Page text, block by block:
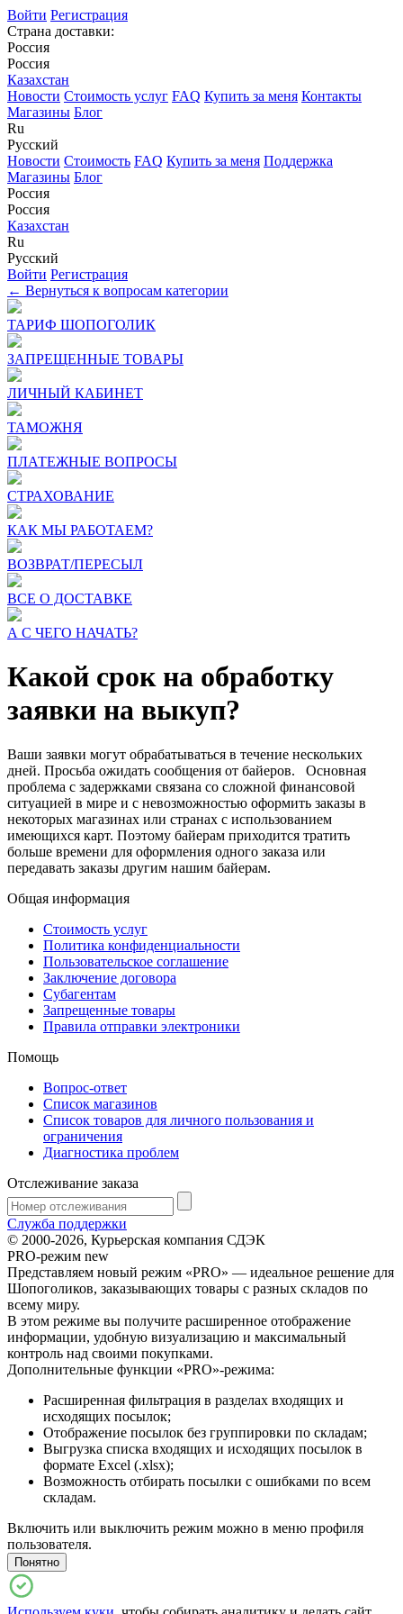
Войти Регистрация
Страна доставки:
Россия
Россия
Казахстан
Новости Стоимость услуг FAQ Купить за меня Контакты
Магазины Блог
Ru
Русский
Новости Стоимость FAQ Купить за меня Поддержка
Магазины Блог
Россия
Россия
Казахстан
Ru
Русский
Войти Регистрация
← Вернуться к вопросам категории
ТАРИФ ШОПОГОЛИК
ЗАПРЕЩЕННЫЕ ТОВАРЫ
ЛИЧНЫЙ КАБИНЕТ
ТАМОЖНЯ
ПЛАТЕЖНЫЕ ВОПРОСЫ
СТРАХОВАНИЕ
КАК МЫ РАБОТАЕМ?
ВОЗВРАТ/ПЕРЕСЫЛ
ВСЕ О ДОСТАВКЕ
А С ЧЕГО НАЧАТЬ?
Какой срок на обработку
заявки на выкуп?
Ваши заявки могут обрабатываться в течение нескольких
дней. Просьба ожидать сообщения от байеров. Основная
проблема с задержками связана со сложной финансовой
ситуацией в мире и с невозможностью оформить заказы в
некоторых магазинах или странах с использованием
имеющихся карт. Поэтому байерам приходится тратить
больше времени для оформления одного заказа или
передавать заказы другим нашим байерам.
Общая информация
Стоимость услуг
Политика конфиденциальности
Пользовательское соглашение
Заключение договора
Субагентам
Запрещенные товары
Правила отправки электроники
Помощь
Вопрос-ответ
Список магазинов
Список товаров для личного пользования и
ограничения
Диагностика проблем
Отслеживание заказа
Служба поддержки
© 2000-2026, Курьерская компания СДЭК
PRO-режим new
Представляем новый режим «PRO» — идеальное решение для
Шопоголиков, заказывающих товары с разных складов по
всему миру.
В этом режиме вы получите расширенное отображение
информации, удобную визуализацию и максимальный
контроль над своими покупками.
Дополнительные функции «PRO»-режима:
Расширенная фильтрация в разделах входящих и
исходящих посылок;
Отображение посылок без группировки по складам;
Выгрузка списка входящих и исходящих посылок в
формате Excel (.xlsx);
Возможность отбирать посылки с ошибками по всем
складам.
Включить или выключить режим можно в меню профиля
пользователя.
Понятно